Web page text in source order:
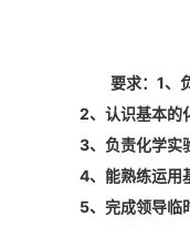
要求：1、
2、认识基本的
3、负责化学实
4、能熟练运用
5、完成领导临